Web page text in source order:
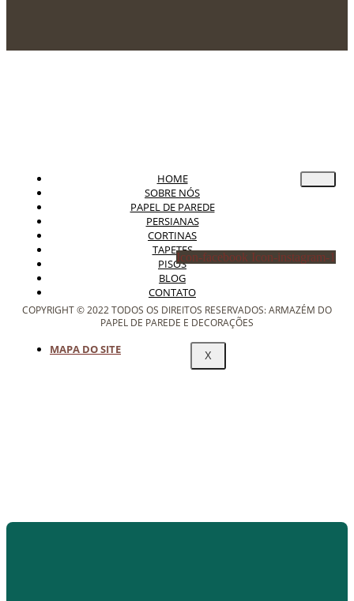
HOME
SOBRE NÓS
PAPEL DE PAREDE
PERSIANAS
CORTINAS
TAPETES
PISOS
BLOG
CONTATO
X
Icon-facebook Icon-instagram-1
COPYRIGHT © 2022 TODOS OS DIREITOS RESERVADOS: ARMAZÉM DO
PAPEL DE PAREDE E DECORAÇÕES
MAPA DO SITE